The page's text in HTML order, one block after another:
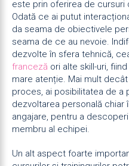
este prin oferirea de cursuri
Odată ce ai putut
da seama de obiectivele
seama de ce au nevoie.
dezvolte în sfera tehnică,
franceză ori alte skill-uri,
mare atenție. Mai mult
proces, ai posibilitatea de a
dezvoltarea personală chiar
angajare, pentru a
membru al echipei.
Un alt aspect foarte